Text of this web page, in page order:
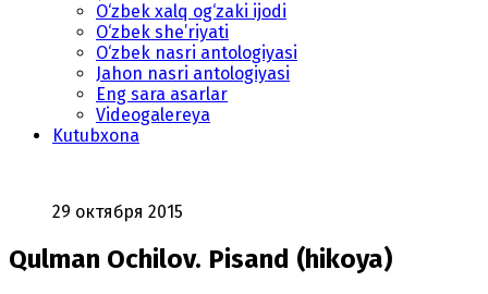
O‘zbek xalq og‘zaki ijodi
O‘zbek she’riyati
O‘zbek nasri antologiyasi
Jahon nasri antologiyasi
Eng sara asarlar
Videogalereya
Kutubxona
29 октября 2015
Qulman Ochilov. Pisand (hikoya)